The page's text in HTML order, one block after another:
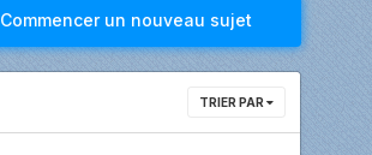
Commencer un nouveau sujet
TRIER PAR